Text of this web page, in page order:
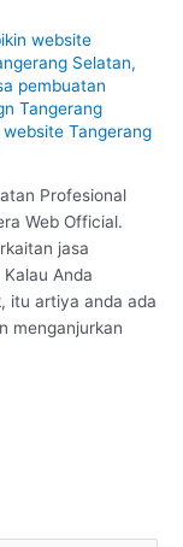
website
Selatan,
pembuatan
Tangerang
website Tangerang
Profesional
Web Official.
jasa
Anda
itu artiya anda ada
menganjurkan